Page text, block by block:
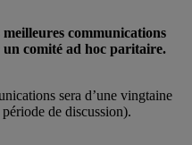
communications
un comité ad hoc paritaire.
sera d’une vingtaine
de discussion).